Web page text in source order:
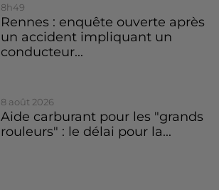
8h49
Rennes : enquête ouverte après
un accident impliquant un
conducteur...
8 août 2026
Aide carburant pour les "grands
rouleurs" : le délai pour la...